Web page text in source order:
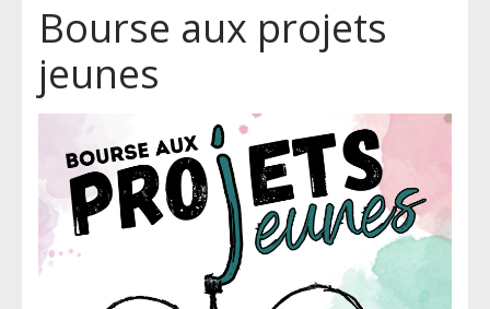
Bourse aux projets
jeunes